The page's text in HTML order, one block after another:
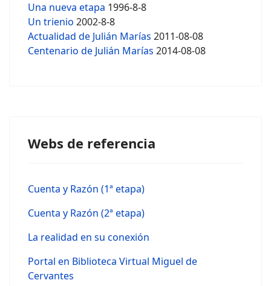
Una nueva etapa 1996-8-8
Un trienio 2002-8-8
Actualidad de Julián Marías 2011-08-08
Centenario de Julián Marías 2014-08-08
Webs de referencia
Cuenta y Razón (1ª etapa)
Cuenta y Razón (2ª etapa)
La realidad en su conexión
Portal en Biblioteca Virtual Miguel de
Cervantes